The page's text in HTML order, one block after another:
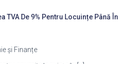
TVA De 9% Pentru Locuințe Până În
și Finanțe